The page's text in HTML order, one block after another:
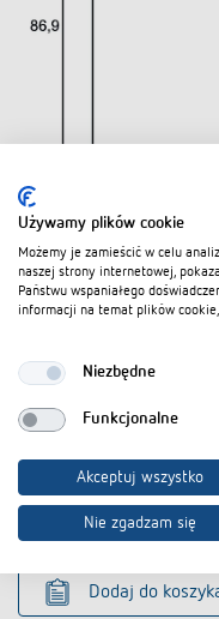
Pliki do pobrania
Karta danych PDF
Dokumenty –
Dokumenty –
charakterystyki
PDF
Dodaj do
Używamy plików cookie
Możemy je zamieścić w celu
naszej strony internetowej,
Państwu wspaniałego
informacji na temat plików
Niezbędne
Funkcjonalne
Akceptuj wszystko
Nie zgadzam się